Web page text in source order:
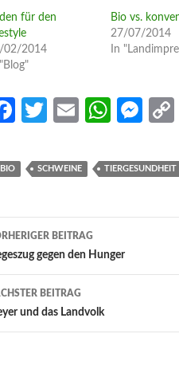
für den
02/2014
Bio vs.
27/07/2014
In
Fa
b
o
k
T
itt
E
ail
W
at
A
p
M
se
g
BIO SCHWEINE TIERGESUNDHEIT
BEITRAG
gegen den Hunger
BEITRAG
und das Landvolk